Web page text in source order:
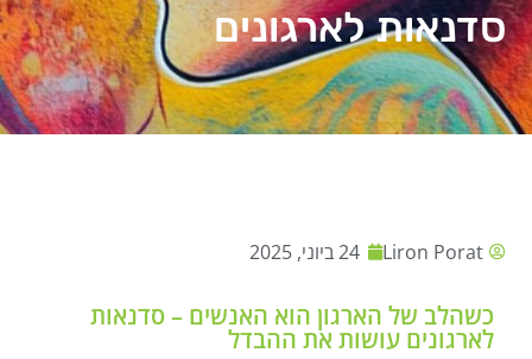
סדנאות לארגונים
Liron Porat 24 ביוני, 2025
כשהלב של הארגון הוא האנשים – סדנאות
לארגונים עושות את ההבדל